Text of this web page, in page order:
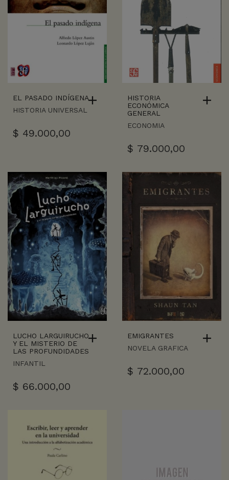
EL PASADO INDÍGENA
HISTORIA UNIVERSAL
$ 49.000,00
HISTORIA
ECONÓMICA
GENERAL
ECONOMIA
$ 79.000,00
LUCHO LARGUIRUCHO
Y EL MISTERIO DE
LAS PROFUNDIDADES
INFANTIL
$ 66.000,00
EMIGRANTES
NOVELA GRAFICA
$ 72.000,00